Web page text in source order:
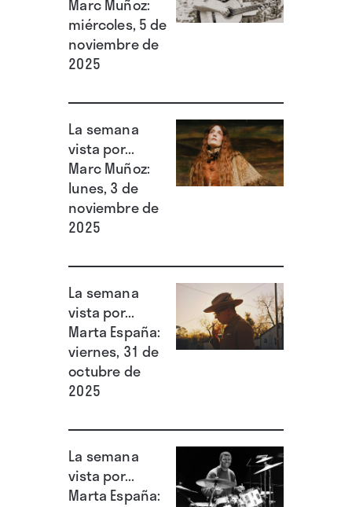
“Everyone’s Getting Involved. Stop
Making Sense. A Tribute Album”
mientras “Súper Terror” ampliaba el
predicamento del grupo entre un público cada
vez más amplio. ∎
Marc Muñoz:
miércoles, 5 de
noviembre de
2025
La semana
vista por...
Marc Muñoz:
lunes, 3 de
noviembre de
2025
La semana
vista por...
Marta España:
viernes, 31 de
octubre de
2025
La semana
vista por...
Marta España: